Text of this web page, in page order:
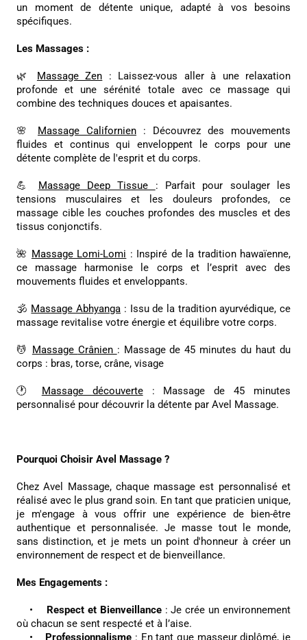
un moment de détente unique, adapté à vos besoins
spécifiques.
Les Massages :
🌿 Massage Zen : Laissez-vous aller à une relaxation
profonde et une sérénité totale avec ce massage qui
combine des techniques douces et apaisantes.
🌸 Massage Californien : Découvrez des mouvements
fluides et continus qui enveloppent le corps pour une
détente complète de l'esprit et du corps.
💪 Massage Deep Tissue : Parfait pour soulager les
tensions musculaires et les douleurs profondes, ce
massage cible les couches profondes des muscles et des
tissus conjonctifs.
🌺 Massage Lomi-Lomi : Inspiré de la tradition hawaïenne,
ce massage harmonise le corps et l’esprit avec des
mouvements fluides et enveloppants.
🕉️ Massage Abhyanga : Issu de la tradition ayurvédique, ce
massage revitalise votre énergie et équilibre votre corps.
💆 Massage Crânien : Massage de 45 minutes du haut du
corps : bras, torse, crâne, visage
🕐 Massage découverte: Massage de 45 minutes
personnalisé pour découvrir la détente par Avel Massage.
Pourquoi Choisir Avel Massage ?
Chez Avel Massage, chaque massage est personnalisé et
réalisé avec le plus grand soin. En tant que praticien unique,
je m'engage à vous offrir une expérience de bien-être
authentique et personnalisée. Je masse tout le monde,
sans distinction, et je mets un point d'honneur à créer un
environnement de respect et de bienveillance.
Mes Engagements :
• Respect et Bienveillance : Je crée un environnement
où chacun se sent respecté et à l’aise.
• Professionnalisme : En tant que masseur diplômé, je